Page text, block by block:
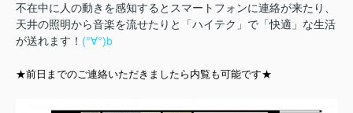
不在中に人の動きを感知するとスマートフォンに連絡が来たり、
天井の照明から音楽を流せたりと「ハイテク」で「快適」な生活
が送れます！ (°∀°)b
★前日までのご連絡いただきましたら内覧も可能です★